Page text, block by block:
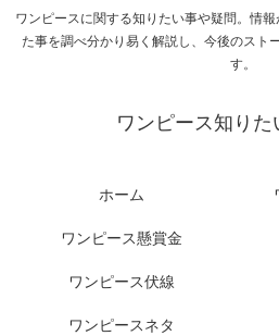
ワンピースに関する知りたい事や疑問。情
た事を調べ分かり易く解説し、今後のスト
す。
ワンピース知りた
ホーム
ワンピース懸賞金
ワンピース伏線
ワンピースネタ